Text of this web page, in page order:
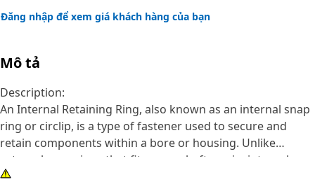
Đăng nhập để xem giá khách hàng của bạn
Mô tả
Description:
An Internal Retaining Ring, also known as an internal snap
ring or circlip, is a type of fastener used to secure and
retain components within a bore or housing. Unlike
external snap rings that fit over a shaft or pin, internal
snap rings are installed inside a bore or groove to hold